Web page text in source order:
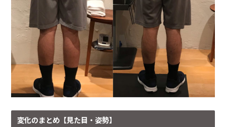
変化のまとめ【見た目・姿勢】